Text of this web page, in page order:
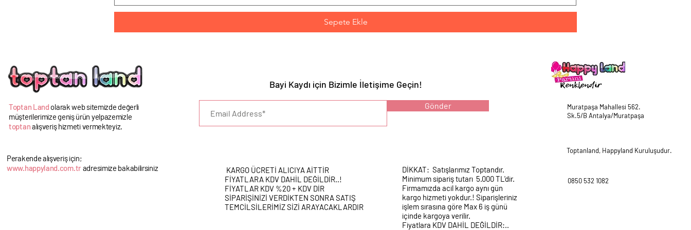
Sepete Ekle
Toptan Land olarak web sitemizde değerli
müşterilerimize geniş ürün yelpazemizle
toptanalışveriş hizmeti vermekteyiz.
Perakende alışveriş için;
www.happyland.com.tradresimize bakabilirsiniz
UYARI :
Bayi Kaydı için Bizimle İletişime Geçin!
Gönder
KARGO ÜCRETİ ALICIYA AİTTİR
FİYATLARA KDV DAHİL DEĞİLDİR..!
FİYATLAR KDV %20 + KDV DİR
SİPARİŞİNİZİ VERDİKTEN SONRA SATIŞ
TEMCİLSİLERİMİZ SİZİ ARAYACAKLARDIR
DİKKAT: Satışlarımız Toptandır.
Minimum sipariş tutarı 5.000 TL'dir.
Firmamızda acil kargo aynı gün
kargo hizmeti yokdur.! Siparişleriniz
işlem sırasına göre Max 6 iş günü
içinde kargoya verilir.
Fiyatlara KDV DAHİL DEĞİLDİR:..
Muratpaşa Mahallesi 562.
Sk.5/B Antalya/Muratpaşa
Toptanland, Happyland Kuruluşudur.
0850 532 1082